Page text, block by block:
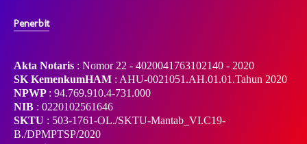
Penerbit
Akta Notaris : Nomor 22 - 4020041763102140 - 2020
SK KemenkumHAM : AHU-0021051.AH.01.01.Tahun 2020
NPWP : 94.769.910.4-731.000
NIB : 0220102561646
SKTU : 503-1761-OL./SKTU-Mantab_VI.C19-
B./DPMPTSP/2020